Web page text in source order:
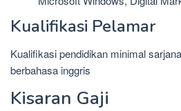
Kualifikasi Pelamar
Kualifikasi pendidikan minimal
berbahasa inggris
Kisaran Gaji